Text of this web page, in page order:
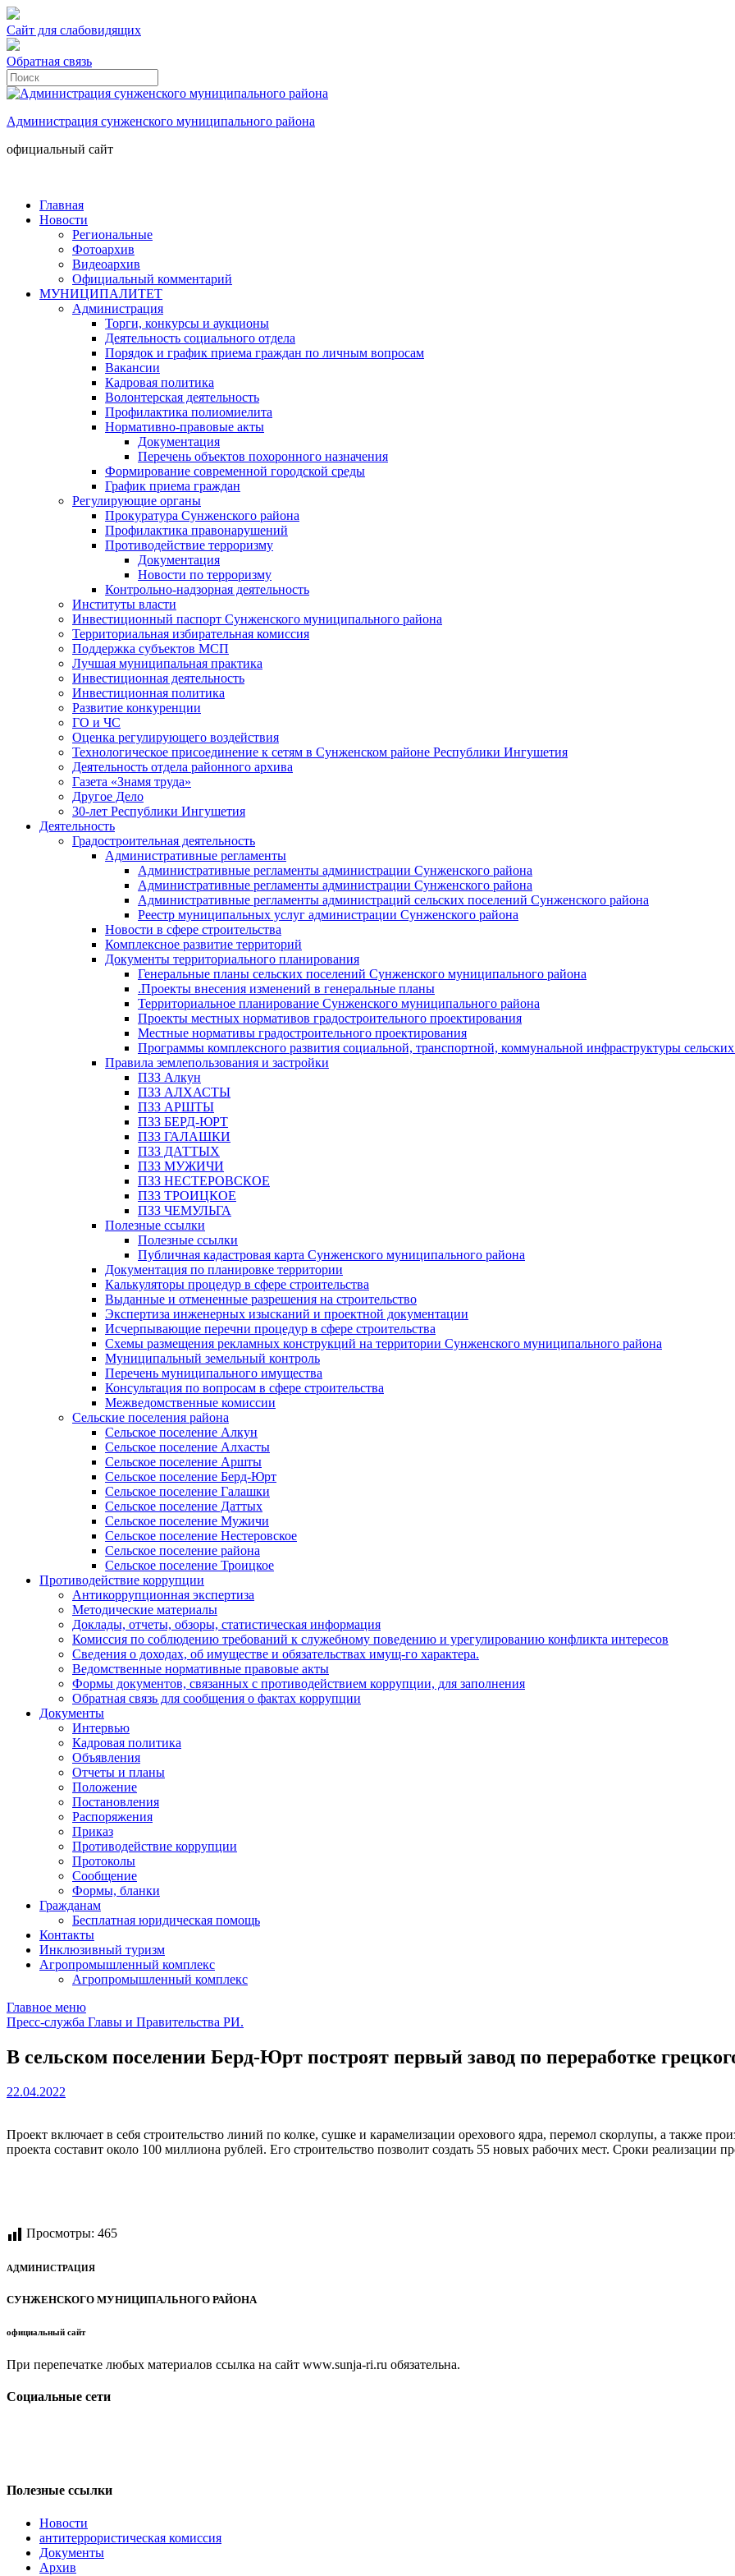
Сайт для слабовидящих
Обратная связь
Администрация сунженского муниципального района
официальный сайт
Главная
Новости
Региональные
Фотоархив
Видеоархив
Официальный комментарий
МУНИЦИПАЛИТЕТ
Администрация
Торги, конкурсы и аукционы
Деятельность социального отдела
Порядок и график приема граждан по личным вопросам
Вакансии
Кадровая политика
Волонтерская деятельность
Профилактика полиомиелита
Нормативно-правовые акты
Документация
Перечень объектов похоронного назначения
Формирование современной городской среды
График приема граждан
Регулирующие органы
Прокуратура Сунженского района
Профилактика правонарушений
Противодействие терроризму
Документация
Новости по терроризму
Контрольно-надзорная деятельность
Институты власти
Инвестиционный паспорт Сунженского муниципального района
Территориальная избирательная комиссия
Поддержка субъектов МСП
Лучшая муниципальная практика
Инвестиционная деятельность
Инвестиционная политика
Развитие конкуренции
ГО и ЧС
Оценка регулирующего воздействия
Технологическое присоединение к сетям в Сунженском районе Республики Ингушетия
Деятельность отдела районного архива
Газета «Знамя труда»
Другое Дело
30-лет Республики Ингушетия
Деятельность
Градостроительная деятельность
Административные регламенты
Административные регламенты администрации Сунженского района
Административные регламенты администрации Сунженского района
Административные регламенты администраций сельских поселений Сунженского района
Реестр муниципальных услуг администрации Сунженского района
Новости в сфере строительства
Комплексное развитие территорий
Документы территориального планирования
Генеральные планы сельских поселений Сунженского муниципального района
.Проекты внесения изменений в генеральные планы
Территориальное планирование Сунженского муниципального района
Проекты местных нормативов градостроительного проектирования
Местные нормативы градостроительного проектирования
Программы комплексного развития социальной, транспортной, коммунальной инфраструктуры
Правила землепользования и застройки
ПЗЗ Алкун
ПЗЗ АЛХАСТЫ
ПЗЗ АРШТЫ
ПЗЗ БЕРД-ЮРТ
ПЗЗ ГАЛАШКИ
ПЗЗ ДАТТЫХ
ПЗЗ МУЖИЧИ
ПЗЗ НЕСТЕРОВСКОЕ
ПЗЗ ТРОИЦКОЕ
ПЗЗ ЧЕМУЛЬГА
Полезные ссылки
Полезные ссылки
Публичная кадастровая карта Сунженского муниципального района
Документация по планировке территории
Калькуляторы процедур в сфере строительства
Выданные и отмененные разрешения на строительство
Экспертиза инженерных изысканий и проектной документации
Исчерпывающие перечни процедур в сфере строительства
Схемы размещения рекламных конструкций на территории Сунженского муниципального района
Муниципальный земельный контроль
Перечень муниципального имущества
Консультация по вопросам в сфере строительства
Межведомственные комиссии
Сельские поселения района
Сельское поселение Алкун
Сельское поселение Алхасты
Сельское поселение Аршты
Сельское поселение Берд-Юрт
Сельское поселение Галашки
Сельское поселение Даттых
Сельское поселение Мужичи
Сельское поселение Нестеровское
Сельское поселение района
Сельское поселение Троицкое
Противодействие коррупции
Антикоррупционная экспертиза
Методические материалы
Доклады, отчеты, обзоры, статистическая информация
Комиссия по соблюдению требований к служебному поведению и урегулированию конфликта интересов
Сведения о доходах, об имуществе и обязательствах имущ-го характера.
Ведомственные нормативные правовые акты
Формы документов, связанных с противодействием коррупции, для заполнения
Обратная связь для сообщения о фактах коррупции
Документы
Интервью
Кадровая политика
Объявления
Отчеты и планы
Положение
Постановления
Распоряжения
Приказ
Противодействие коррупции
Протоколы
Сообщение
Формы, бланки
Гражданам
Бесплатная юридическая помощь
Контакты
Инклюзивный туризм
Агропромышленный комплекс
Агропромышленный комплекс
Главное меню
Пресс-служба Главы и Правительства РИ.
В сельском поселении Берд-Юрт построят первый завод по переработке
22.04.2022
Проект включает в себя строительство линий по колке, сушке и карамелизации орехового ядра, перемол скорлупы, а также
проекта составит около 100 миллиона рублей. Его строительство позволит создать 55 новых рабочих мест. Сроки реализации
Просмотры: 465
АДМИНИСТРАЦИЯ
СУНЖЕНСКОГО МУНИЦИПАЛЬНОГО РАЙОНА
официальный сайт
При перепечатке любых материалов ссылка на сайт www.sunja-ri.ru обязательна.
Социальные сети
Полезные ссылки
Новости
антитеррористическая комиссия
Документы
Архив